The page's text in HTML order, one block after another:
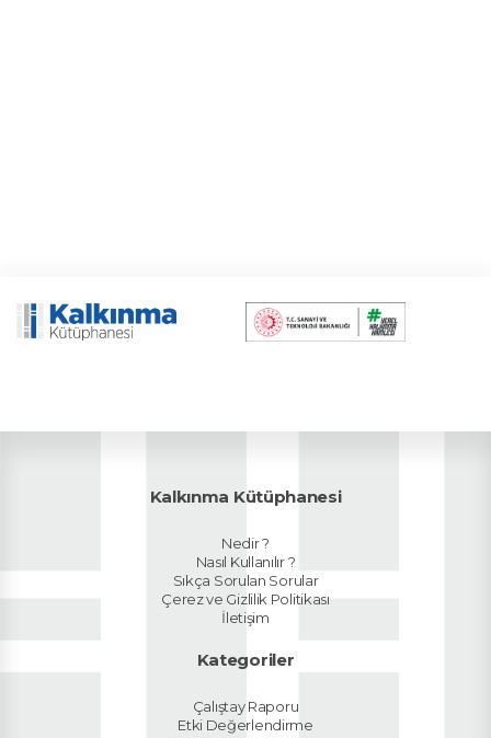
Kalkınma Kütüphanesi
Nedir ?
Nasıl Kullanılır ?
Sıkça Sorulan Sorular
Çerez ve Gizlilik Politikası
İletişim
Kategoriler
Çalıştay Raporu
Etki Değerlendirme